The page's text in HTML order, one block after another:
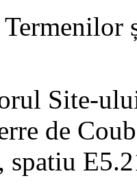
Site-
de